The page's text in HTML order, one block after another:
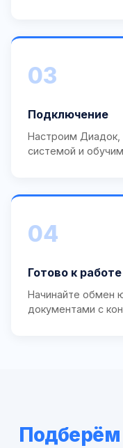
03
Подключение
Настроим Диадок,
системой и
04
Готово к работе
Начинайте обмен
документами с